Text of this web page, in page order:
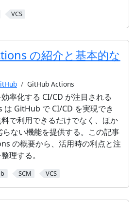
VCS
の紹介と基本的な
GitHub Actions
率化する CI/CD が注目される
GitHub で CI/CD を実現でき
で利用できるだけでなく、ほか
ない機能を提供する。この記事
の概要から、活用時の利点と注
理する。
SCM VCS